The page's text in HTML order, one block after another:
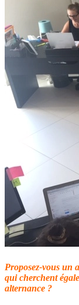
Proposez-vous un
qui cherchent
alternance ?